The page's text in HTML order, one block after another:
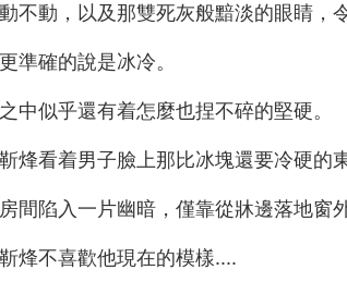
不動，以及那雙死灰般黯淡的眼睛，
確的說是冰冷。
似乎還有着怎麼也捏不碎的堅硬。
看着男子臉上那比冰塊還要冷硬的東
陷入一片幽暗，僅靠從牀邊落地窗
不喜歡他現在的模樣....